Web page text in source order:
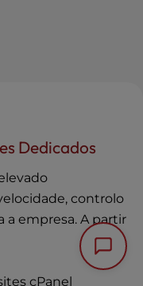
Dedicados
controlo
a empresa. A partir
cPanel